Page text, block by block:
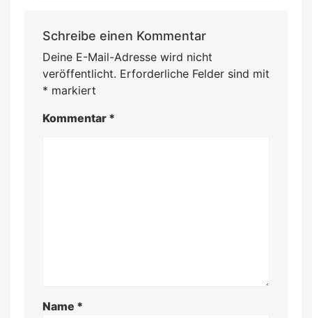
Schreibe einen Kommentar
Deine E-Mail-Adresse wird nicht
veröffentlicht. Erforderliche Felder sind mit
* markiert
Kommentar *
Name *